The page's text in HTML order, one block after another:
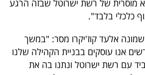
מוסרית של רשת ישרוטל שבזה הרגע
כלכלי בלבד".
שמונה אלעד קוז'יקרו מסר: "במשך
אנו עוסקים בבניית הקהילה שלנו
עם רשת ישרוטל ונתנו בה את